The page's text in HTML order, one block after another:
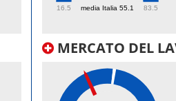
media Italia 55.1
16.5 83.5
MERCATO DEL